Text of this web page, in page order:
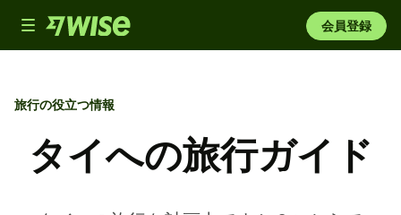
Toggle
navigation
会員登録
旅行の役立つ情報
タイへの旅行ガイド